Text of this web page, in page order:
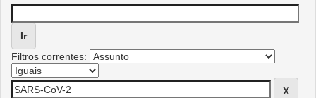
Filtros correntes: